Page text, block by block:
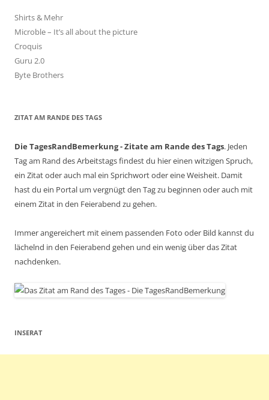
Shirts & Mehr
Microble – It’s all about the picture
Croquis
Guru 2.0
Byte Brothers
ZITAT AM RANDE DES TAGS
Die TagesRandBemerkung - Zitate am Rande des Tags. Jeden
Tag am Rand des Arbeitstags findest du hier einen witzigen Spruch,
ein Zitat oder auch mal ein Sprichwort oder eine Weisheit. Damit
hast du ein Portal um vergnügt den Tag zu beginnen oder auch mit
einem Zitat in den Feierabend zu gehen.
Immer angereichert mit einem passenden Foto oder Bild kannst du
lächelnd in den Feierabend gehen und ein wenig über das Zitat
nachdenken.
INSERAT